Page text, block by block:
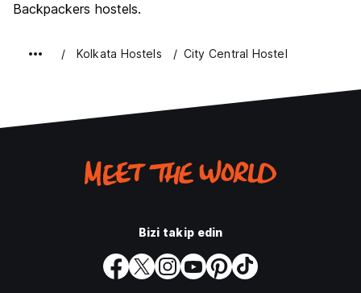
Backpackers hostels.
Kolkata Hostels City Central Hostel
Bizi takip edin